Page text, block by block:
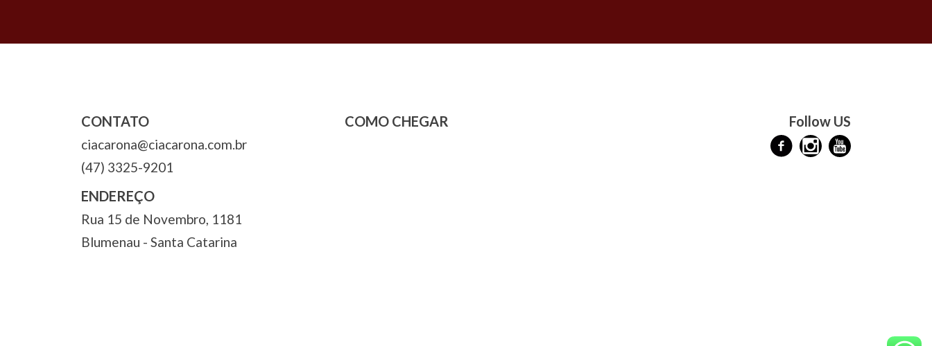
CONTATO
ciacarona@ciacarona.com.br
(47) 3325-9201
ENDEREÇO
Rua 15 de Novembro, 1181
Blumenau - Santa Catarina
COMO CHEGAR Follow US